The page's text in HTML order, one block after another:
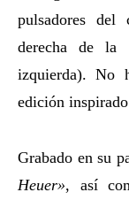
pulsadores del
derecha de la
izquierda). No
edición
Grabado en su
Heuer», así